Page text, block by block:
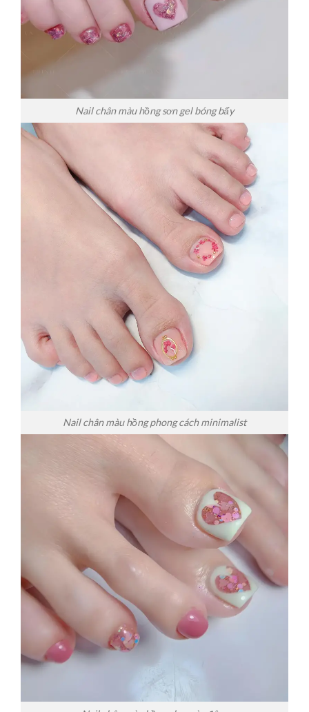
Nail chân màu hồng sơn gel bóng bẩy
Nail chân màu hồng phong cách minimalist